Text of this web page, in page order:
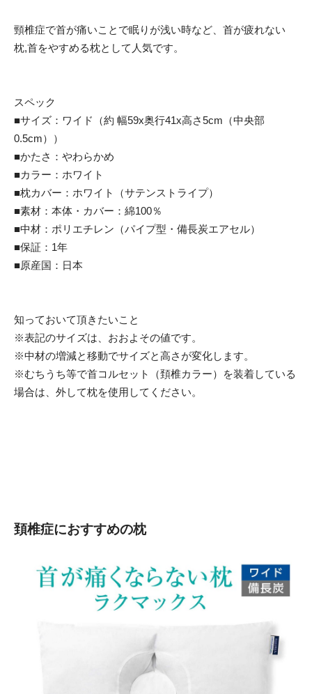
頸椎症で首が痛いことで眠りが浅い時など、首が疲れない
枕,首をやすめる枕として人気です。
スペック
■サイズ：ワイド（約 幅59x奥行41x高さ5cm（中央部
0.5cm））
■かたさ：やわらかめ
■カラー：ホワイト
■枕カバー：ホワイト（サテンストライプ）
■素材：本体・カバー：綿100％
■中材：ポリエチレン（パイプ型・備長炭エアセル）
■保証：1年
■原産国：日本
知っておいて頂きたいこと
※表記のサイズは、おおよその値です。
※中材の増減と移動でサイズと高さが変化します。
※むちうち等で首コルセット（頚椎カラー）を装着している
場合は、外して枕を使用してください。
頚椎症におすすめの枕